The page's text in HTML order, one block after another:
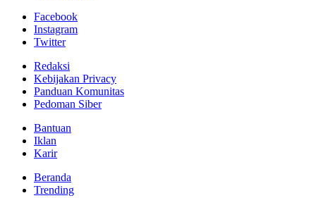
Facebook
Instagram
Twitter
Redaksi
Kebijakan Privacy
Panduan Komunitas
Pedoman Siber
Bantuan
Iklan
Karir
Beranda
Trending